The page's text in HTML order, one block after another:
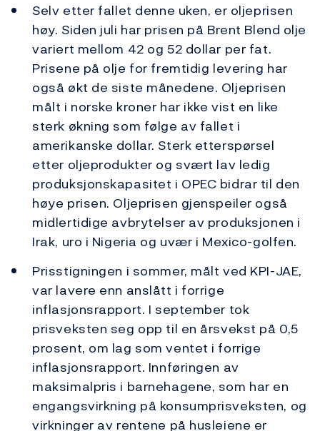
Selv etter fallet denne uken, er oljeprisen
høy. Siden juli har prisen på Brent Blend olje
variert mellom 42 og 52 dollar per fat.
Prisene på olje for fremtidig levering har
også økt de siste månedene. Oljeprisen
målt i norske kroner har ikke vist en like
sterk økning som følge av fallet i
amerikanske dollar. Sterk etterspørsel
etter oljeprodukter og svært lav ledig
produksjonskapasitet i OPEC bidrar til den
høye prisen. Oljeprisen gjenspeiler også
midlertidige avbrytelser av produksjonen i
Irak, uro i Nigeria og uvær i Mexico-golfen.
Prisstigningen i sommer, målt ved KPI-JAE,
var lavere enn anslått i forrige
inflasjonsrapport. I september tok
prisveksten seg opp til en årsvekst på 0,5
prosent, om lag som ventet i forrige
inflasjonsrapport. Innføringen av
maksimalpris i barnehagene, som har en
engangsvirkning på konsumprisveksten, og
virkninger av rentene på husleiene er